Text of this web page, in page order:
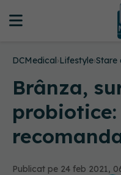
DCMedical›Lifestyle›Stare
Brânza,
Publicat pe 24 feb 2021,